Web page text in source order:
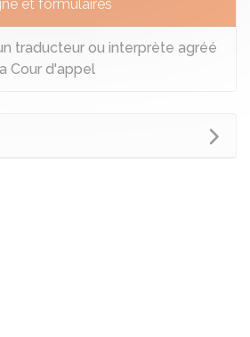
et formulaires
traducteur ou interprète agréé
Cour d'appel